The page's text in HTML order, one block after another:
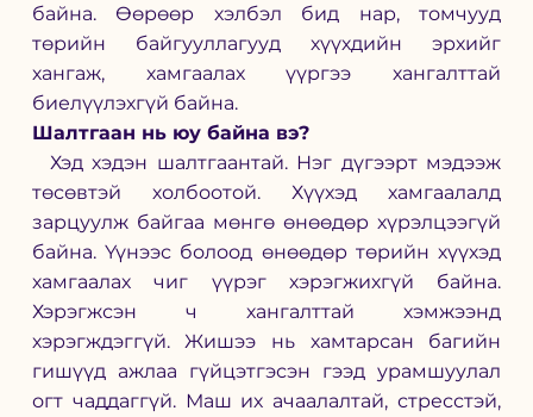
байна. Өөрөөр хэлбэл бид нар, томчууд
төрийн байгууллагууд хүүхдийн эрхийг
хангаж, хамгаалах үүргээ хангалттай
биелүүлэхгүй байна.
Шалтгаан нь юу байна вэ?
Хэд хэдэн шалтгаантай. Нэг дүгээрт мэдээж
төсөвтэй холбоотой. Хүүхэд хамгаалалд
зарцуулж байгаа мөнгө өнөөдөр хүрэлцээгүй
байна. Үүнээс болоод өнөөдөр төрийн хүүхэд
хамгаалах чиг үүрэг хэрэгжихгүй байна.
Хэрэгжсэн ч хангалттай хэмжээнд
хэрэгждэггүй. Жишээ нь хамтарсан багийн
гишүүд ажлаа гүйцэтгэсэн гээд урамшуулал
огт чаддаггүй. Маш их ачаалалтай, стресстэй,